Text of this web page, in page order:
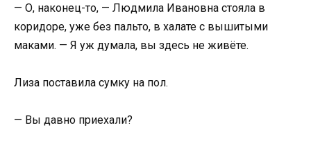
— О, наконец-то, — Людмила Ивановна стояла в
коридоре, уже без пальто, в халате с вышитыми
маками. — Я уж думала, вы здесь не живёте.
Лиза поставила сумку на пол.
— Вы давно приехали?